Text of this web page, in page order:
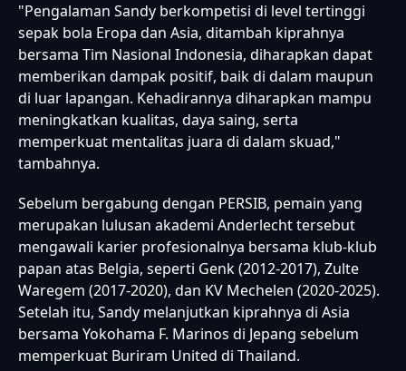
"Pengalaman Sandy berkompetisi di level tertinggi
sepak bola Eropa dan Asia, ditambah kiprahnya
bersama Tim Nasional Indonesia, diharapkan dapat
memberikan dampak positif, baik di dalam maupun
di luar lapangan. Kehadirannya diharapkan mampu
meningkatkan kualitas, daya saing, serta
memperkuat mentalitas juara di dalam skuad,"
tambahnya.
Sebelum bergabung dengan PERSIB, pemain yang
merupakan lulusan akademi Anderlecht tersebut
mengawali karier profesionalnya bersama klub-klub
papan atas Belgia, seperti Genk (2012-2017), Zulte
Waregem (2017-2020), dan KV Mechelen (2020-2025).
Setelah itu, Sandy melanjutkan kiprahnya di Asia
bersama Yokohama F. Marinos di Jepang sebelum
memperkuat Buriram United di Thailand.